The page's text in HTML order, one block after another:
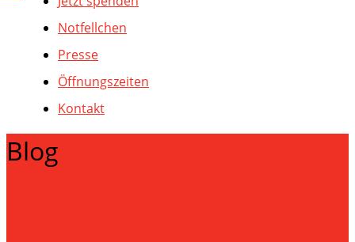
Notfellchen
Presse
Öffnungszeiten
Kontakt
Blog